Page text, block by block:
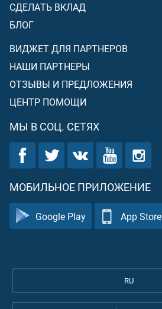
СДЕЛАТЬ ВКЛАД
БЛОГ
ВИДЖЕТ ДЛЯ ПАРТНЕРОВ
НАШИ ПАРТНЕРЫ
ОТЗЫВЫ И ПРЕДЛОЖЕНИЯ
ЦЕНТР ПОМОЩИ
МЫ В СОЦ. СЕТЯХ
МОБИЛЬНОЕ ПРИЛОЖЕНИЕ
Google Play App Store
RU